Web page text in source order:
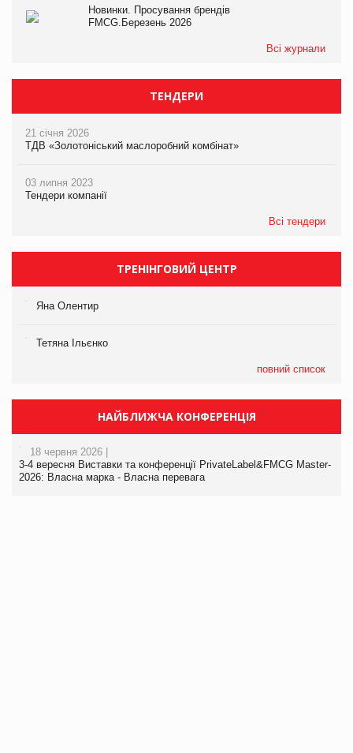
Новинки. Просування брендів
FMCG.Березень 2026
Всі журнали
ТЕНДЕРИ
21 січня 2026
ТДВ «Золотоніський маслоробний комбінат»
03 липня 2023
Тендери компанії
Всі тендери
ТРЕНІНГОВИЙ ЦЕНТР
Яна Олентир
Тетяна Ільєнко
повний список
НАЙБЛИЖЧА КОНФЕРЕНЦІЯ
18 червня 2026 |
3-4 вересня Виставки та конференції PrivateLabel&FMCG Master-
2026: Власна марка - Власна перевага